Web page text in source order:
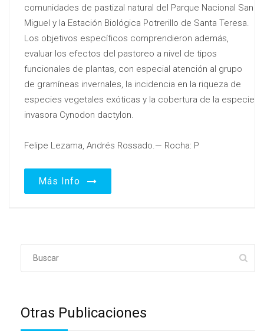
comunidades de pastizal natural del Parque Nacional San
Miguel y la Estación Biológica Potrerillo de Santa Teresa.
Los objetivos específicos comprendieron además,
evaluar los efectos del pastoreo a nivel de tipos
funcionales de plantas, con especial atención al grupo
de gramíneas invernales, la incidencia en la riqueza de
especies vegetales exóticas y la cobertura de la especie
invasora Cynodon dactylon.
Felipe Lezama, Andrés Rossado.— Rocha: P
Más Info
Otras Publicaciones